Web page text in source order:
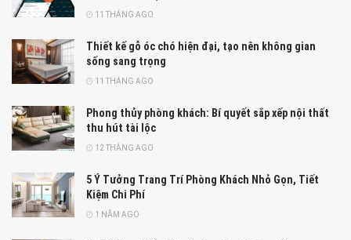
11 THÁNG AGO
Thiết kế gỗ óc chó hiện đại, tạo nên không gian
sống sang trọng
11 THÁNG AGO
Phong thủy phòng khách: Bí quyết sắp xếp nội thất
thu hút tài lộc
12 THÁNG AGO
5 Ý Tưởng Trang Trí Phòng Khách Nhỏ Gọn, Tiết
Kiệm Chi Phí
1 NĂM AGO